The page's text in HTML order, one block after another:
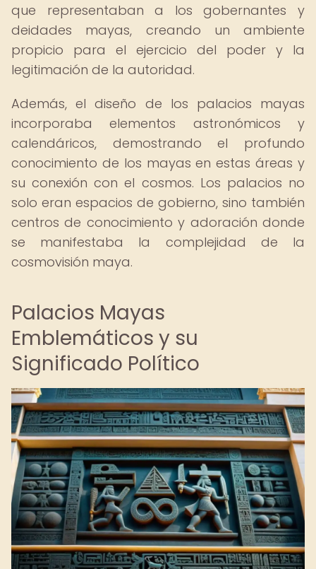
que representaban a los gobernantes y
deidades mayas, creando un ambiente
propicio para el ejercicio del poder y la
legitimación de la autoridad.
Además, el diseño de los palacios mayas
incorporaba elementos astronómicos y
calendáricos, demostrando el profundo
conocimiento de los mayas en estas áreas y
su conexión con el cosmos. Los palacios no
solo eran espacios de gobierno, sino también
centros de conocimiento y adoración donde
se manifestaba la complejidad de la
cosmovisión maya.
Palacios Mayas
Emblemáticos y su
Significado Político